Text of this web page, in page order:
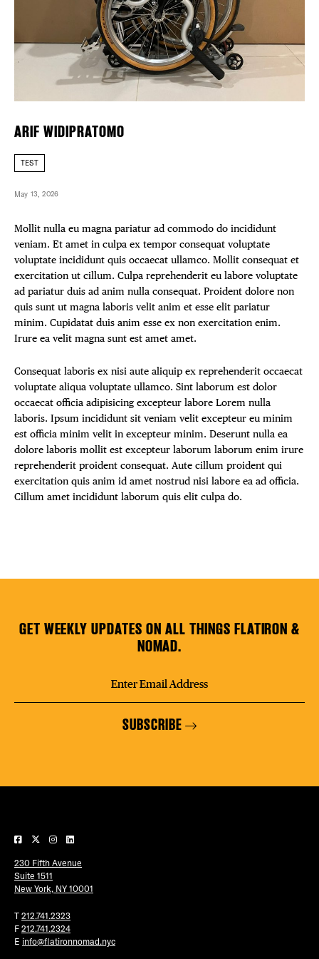
FREE
THE
FACEBOOK
INSTAGRAM
ARIF WIDIPRATOMO
TEST
May 13, 2026
Mollit nulla eu magna pariatur ad commodo do incididunt
veniam. Et amet in culpa ex tempor consequat voluptate
voluptate incididunt quis occaecat ullamco. Mollit consequat et
exercitation ut cillum. Culpa reprehenderit eu labore voluptate
ad pariatur duis ad anim nulla consequat. Proident dolore non
quis sunt ut magna laboris velit anim et esse elit pariatur
minim. Cupidatat duis anim esse ex non exercitation enim.
Irure ea velit magna sunt est amet amet.
Consequat laboris ex nisi aute aliquip ex reprehenderit occaecat
voluptate aliqua voluptate ullamco. Sint laborum est dolor
occaecat officia adipisicing excepteur labore Lorem nulla
laboris. Ipsum incididunt sit veniam velit excepteur eu minim
est officia minim velit in excepteur minim. Deserunt nulla ea
dolore laboris mollit est excepteur laborum laborum enim irure
reprehenderit proident consequat. Aute cillum proident qui
exercitation quis anim id amet nostrud nisi labore ea ad officia.
Cillum amet incididunt laborum quis elit culpa do.
GET WEEKLY UPDATES ON ALL THINGS FLATIRON &
NOMAD.
SUBSCRIBE
230 Fifth Avenue
Suite 1511
New York, NY 10001
T 212.741.2323
F 212.741.2324
E info@flatironnomad.nyc